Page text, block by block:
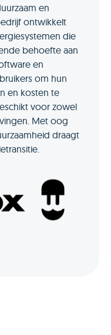
en
ontwikkelt
die
behoefte aan
en
om hun
en kosten te
voor zowel
Met oog
draagt